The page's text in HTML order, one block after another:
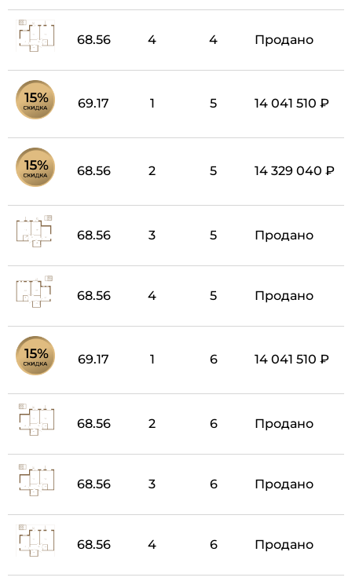
68.56 4 4 Продано
69.17 1 5 14 041 510 ₽
68.56 2 5 14 329 040 ₽
68.56 3 5 Продано
68.56 4 5 Продано
69.17 1 6 14 041 510 ₽
68.56 2 6 Продано
68.56 3 6 Продано
68.56 4 6 Продано